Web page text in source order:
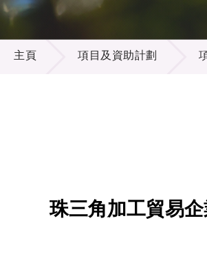
項目及資助計劃
主頁 項目及資助計劃
珠三角加工貿易